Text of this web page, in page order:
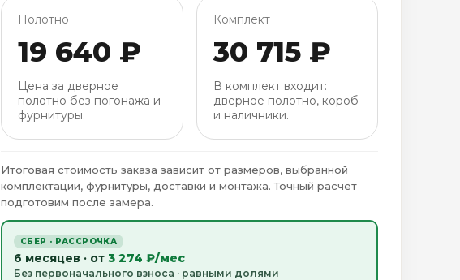
Полотно
19 640 ₽
Цена за дверное
полотно без погонажа и
фурнитуры.
Комплект
30 715 ₽
В комплект входит:
дверное полотно, короб
и наличники.
Итоговая стоимость заказа зависит от размеров, выбранной
комплектации, фурнитуры, доставки и монтажа. Точный расчёт
подготовим после замера.
СБЕР · РАССРОЧКА
6 месяцев · от 3 274 ₽/мес
Без первоначального взноса · равными долями